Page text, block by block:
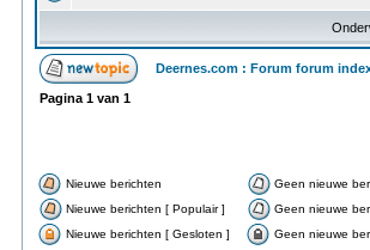
Deernes.com : Forum forum
Pagina 1 van 1
Nieuwe berichten
Geen nieuwe
Nieuwe berichten [ Populair ]
Geen nieuwe
Nieuwe berichten [ Gesloten ]
Geen nieuwe